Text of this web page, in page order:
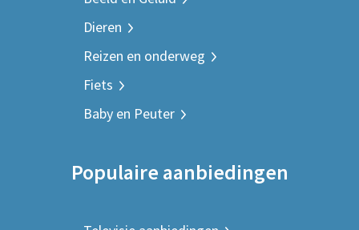
Dieren
Reizen en onderweg
Fiets
Baby en Peuter
Populaire aanbiedingen